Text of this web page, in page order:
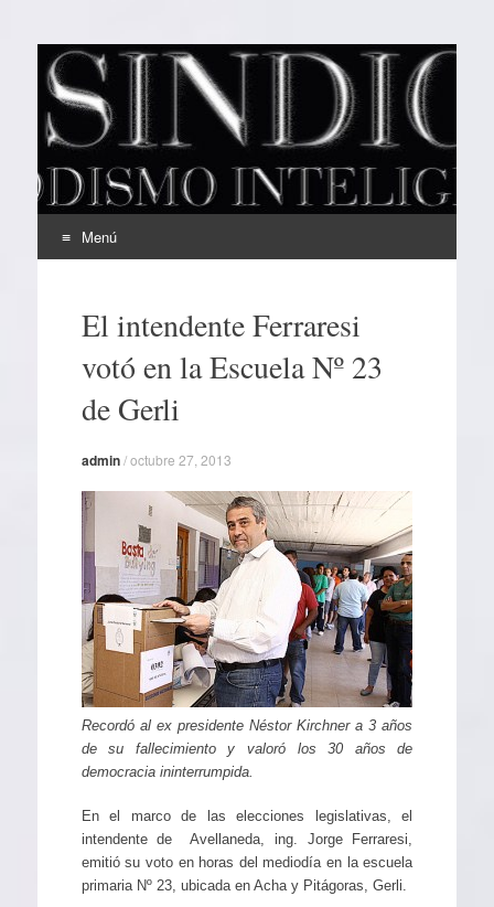
EL SINDICAL
Periodismo Inteligente
Menú
contenidoEl intendente Ferraresi
votó en la Escuela Nº 23
de Gerli
admin/octubre 27, 2013
Recordó al ex presidente Néstor Kirchner a 3 años
de su fallecimiento y valoró los 30 años de
democracia ininterrumpida.
En el marco de las elecciones legislativas, el
intendente de Avellaneda, ing. Jorge Ferraresi,
emitió su voto en horas del mediodía en la escuela
primaria Nº 23, ubicada en Acha y Pitágoras, Gerli.